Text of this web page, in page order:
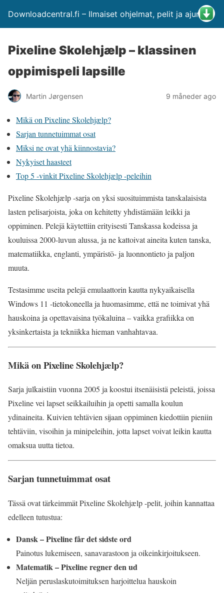
Downloadcentral.fi – Ilmaiset ohjelmat, pelit ja ajurit
Pixeline Skolehjælp – klassinen
oppimispeli lapsille
Martin Jørgensen 9 måneder ago
Mikä on Pixeline Skolehjælp?
Sarjan tunnetuimmat osat
Miksi ne ovat yhä kiinnostavia?
Nykyiset haasteet
Top 5 -vinkit Pixeline Skolehjælp -peleihin
Pixeline Skolehjælp -sarja on yksi suosituimmista tanskalaisista
lasten pelisarjoista, joka on kehitetty yhdistämään leikki ja
oppiminen. Pelejä käytettiin erityisesti Tanskassa kodeissa ja
kouluissa 2000-luvun alussa, ja ne kattoivat aineita kuten tanska,
matematiikka, englanti, ympäristö- ja luonnontieto ja paljon
muuta.
Testasimme useita pelejä emulaattorin kautta nykyaikaisella
Windows 11 -tietokoneella ja huomasimme, että ne toimivat yhä
hauskoina ja opettavaisina työkaluina – vaikka grafiikka on
yksinkertaista ja tekniikka hieman vanhahtavaa.
Mikä on Pixeline Skolehjælp?
Sarja julkaistiin vuonna 2005 ja koostui itsenäisistä peleistä, joissa
Pixeline vei lapset seikkailuihin ja opetti samalla koulun
ydinaineita. Kuivien tehtävien sijaan oppiminen kiedottiin pieniin
tehtäviin, visoihin ja minipeleihin, jotta lapset voivat leikin kautta
omaksua uutta tietoa.
Sarjan tunnetuimmat osat
Tässä ovat tärkeimmät Pixeline Skolehjælp -pelit, joihin kannattaa
edelleen tutustua:
Dansk – Pixeline får det sidste ord
Painotus lukemiseen, sanavarastoon ja oikeinkirjoitukseen.
Matematik – Pixeline regner den ud
Neljän peruslaskutoimituksen harjoittelua hauskoin